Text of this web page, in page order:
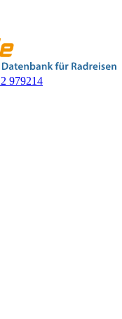
979214